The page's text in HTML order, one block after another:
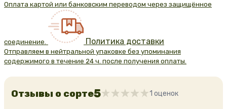
Оплата картой или банковским переводом через защищённое
соединение. Политика доставки
Отправляем в нейтральной упаковке без упоминания
содержимого в течение 24 ч. после получения оплаты.
Отзывы о сорте5 1 оценок